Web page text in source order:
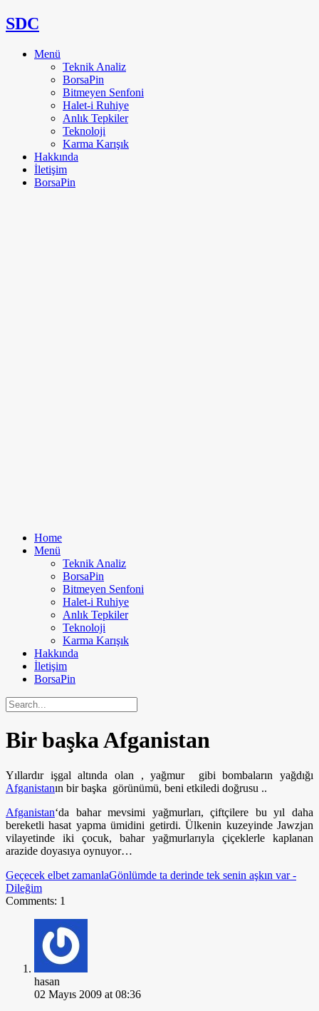
SDC
Menü
Teknik Analiz
BorsaPin
Bitmeyen Senfoni
Halet-i Ruhiye
Anlık Tepkiler
Teknoloji
Karma Karışık
Hakkında
İletişim
BorsaPin
Home
Menü
Teknik Analiz
BorsaPin
Bitmeyen Senfoni
Halet-i Ruhiye
Anlık Tepkiler
Teknoloji
Karma Karışık
Hakkında
İletişim
BorsaPin
Bir başka Afganistan
Yıllardır işgal altında olan , yağmur gibi bombaların yağdığı
Afganistanın bir başka görünümü, beni etkiledi doğrusu ..
Afganistan‘da bahar mevsimi yağmurları, çiftçilere bu yıl daha
bereketli hasat yapma ümidini getirdi. Ülkenin kuzeyinde Jawzjan
vilayetinde iki çocuk, bahar yağmurlarıyla çiçeklerle kaplanan
arazide doyasıya oynuyor…
Geçecek elbet zamanlaGönlümde ta derinde tek senin aşkın var -
Dileğim
Comments: 1
hasan
02 Mayıs 2009 at 08:36